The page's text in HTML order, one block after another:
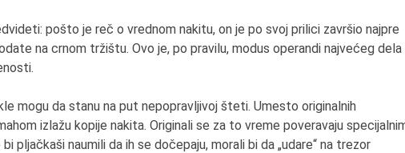
pošto je reč o vrednom nakitu, on je po svoj prilici završio najpre
na crnom tržištu. Ovo je, po pravilu, modus operandi najvećeg dela
mogu da stanu na put nepopravljivoj šteti. Umesto originalnih
izlažu kopije nakita. Originali se za to vreme poveravaju
pljačkaši naumili da ih se dočepaju, morali bi da „udare“ na trezor